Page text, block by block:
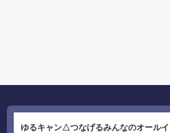
ゆるキャン△つなげるみんなのオール